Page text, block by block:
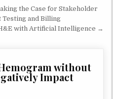
the Case for Stakeholder
and Billing
with Artificial Intelligence →
without
Impact